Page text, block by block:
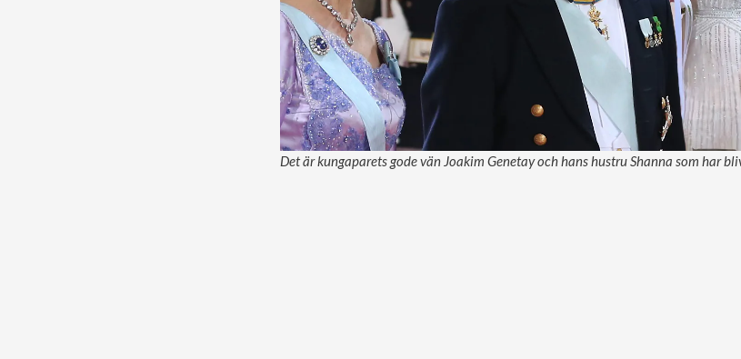
Det är kungaparets gode vän Joakim Genetay och hans hustru Shanna som har